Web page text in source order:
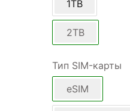
1TB
2TB
Тип SIM-карты
eSIM